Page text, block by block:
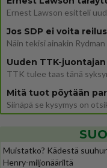
Mitä tuot pöytään
Muistatko? Kädestä
Henry-miljonääriltä